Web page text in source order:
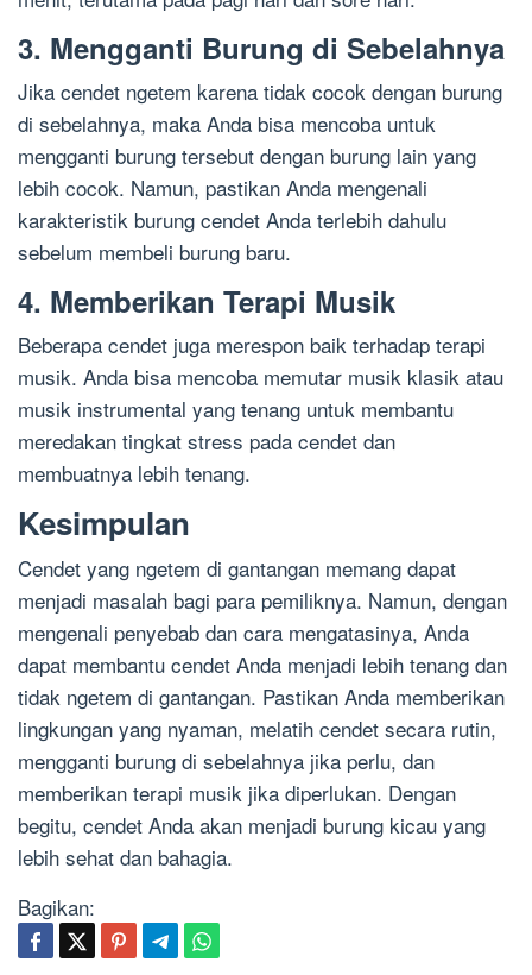
3. Mengganti Burung di Sebelahnya
Jika cendet ngetem karena tidak cocok dengan burung
di sebelahnya, maka Anda bisa mencoba untuk
mengganti burung tersebut dengan burung lain yang
lebih cocok. Namun, pastikan Anda mengenali
karakteristik burung cendet Anda terlebih dahulu
sebelum membeli burung baru.
4. Memberikan Terapi Musik
Beberapa cendet juga merespon baik terhadap terapi
musik. Anda bisa mencoba memutar musik klasik atau
musik instrumental yang tenang untuk membantu
meredakan tingkat stress pada cendet dan
membuatnya lebih tenang.
Kesimpulan
Cendet yang ngetem di gantangan memang dapat
menjadi masalah bagi para pemiliknya. Namun, dengan
mengenali penyebab dan cara mengatasinya, Anda
dapat membantu cendet Anda menjadi lebih tenang dan
tidak ngetem di gantangan. Pastikan Anda memberikan
lingkungan yang nyaman, melatih cendet secara rutin,
mengganti burung di sebelahnya jika perlu, dan
memberikan terapi musik jika diperlukan. Dengan
begitu, cendet Anda akan menjadi burung kicau yang
lebih sehat dan bahagia.
Bagikan: